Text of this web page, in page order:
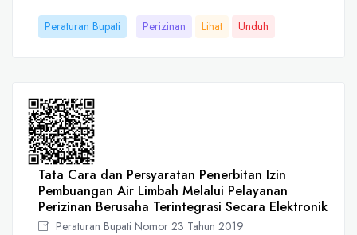
Peraturan Bupati Perizinan Lihat Unduh
Tata Cara dan Persyaratan Penerbitan Izin
Pembuangan Air Limbah Melalui Pelayanan
Perizinan Berusaha Terintegrasi Secara Elektronik
Peraturan Bupati Nomor 23 Tahun 2019